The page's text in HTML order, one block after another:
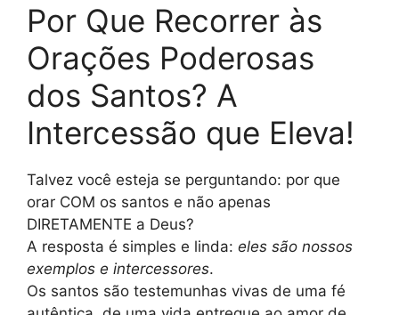
Por Que Recorrer às
Orações Poderosas
dos Santos? A
Intercessão que Eleva!
Talvez você esteja se perguntando: por que
orar COM os santos e não apenas
DIRETAMENTE a Deus?
A resposta é simples e linda: eles são nossos
exemplos e intercessores.
Os santos são testemunhas vivas de uma fé